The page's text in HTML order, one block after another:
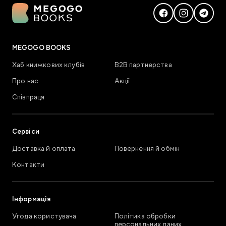
MEGOGO BOOKS
Хаб книжкових клубів
В2В партнерства
Про нас
Акції
Співпраця
Сервіси
Доставка й оплата
Повернення й обмін
Контакти
Інформація
Угода користувача
Політика обробки